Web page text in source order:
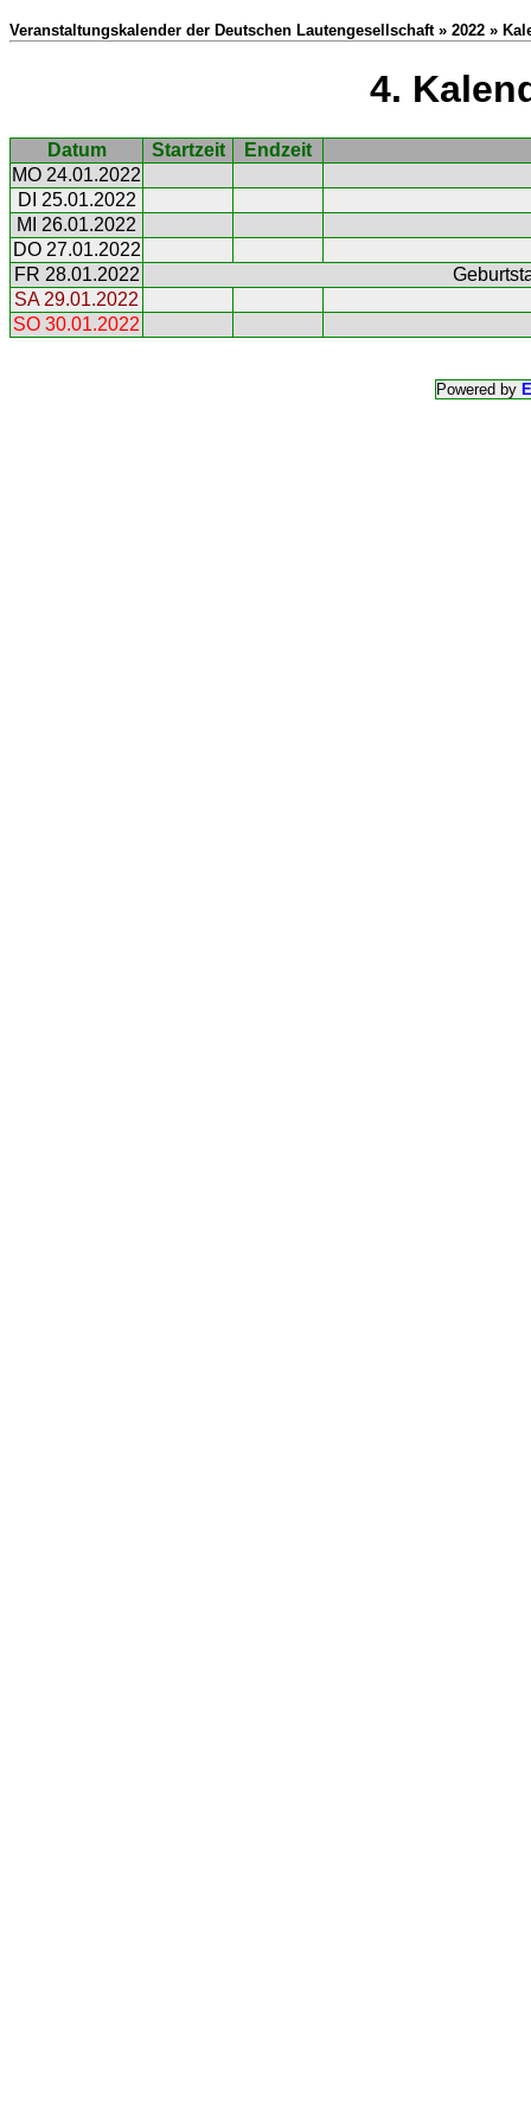
Veranstaltungskalender der Deutschen Lautengesellschaft » 2022 »
4.
Datum Startzeit
Endzeit
MO 24.01.2022
DI 25.01.2022
MI 26.01.2022
DO 27.01.2022
FR 28.01.2022
SA 29.01.2022
SO 30.01.2022
Powered by